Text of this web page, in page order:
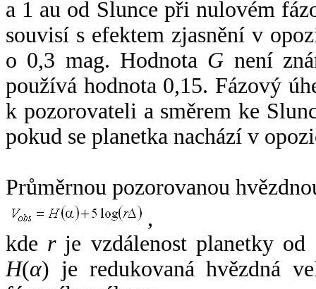
a 1 au od Slunce při nulovém
souvisí s efektem zjasnění v
o 0,3 mag. Hodnota G není
používá hodnota 0,15. Fázový
k pozorovateli a směrem ke
pokud se planetka nachází v
Průměrnou pozorovanou
,
kde rje vzdálenost planetky od
H(α) je redukovaná hvězdná